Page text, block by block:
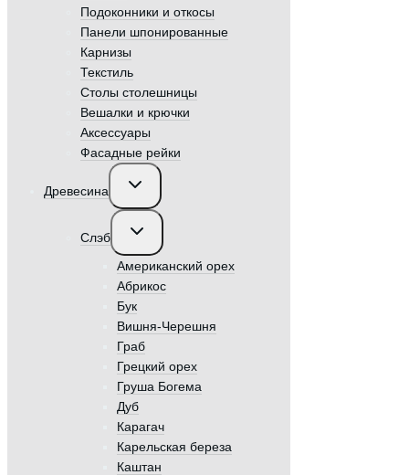
Подоконники и откосы
Панели шпонированные
Карнизы
Текстиль
Столы столешницы
Вешалки и крючки
Аксессуары
Фасадные рейки
Древесина
Переключить
дочернее
Слэб
Переключить
дочернее
Американский орех
Абрикос
Бук
Вишня-Черешня
Граб
Грецкий орех
Груша Богема
Дуб
Карагач
Карельская береза
Каштан